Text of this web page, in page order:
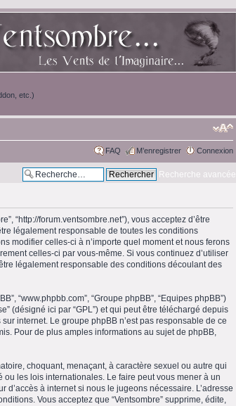
etc.)
FAQ M’enregistrer Connexion
Recherche avancée
“http://forum.ventsombre.net”), vous acceptez d’être
légalement responsable de toutes les conditions
modifier celles-ci à n’importe quel moment et nous ferons
celles-ci par vous-même. Si vous continuez d’utiliser
légalement responsable des conditions découlant des
“www.phpbb.com”, “Groupe phpBB”, “Equipes phpBB”)
” (désigné ici par “GPL”) et qui peut être téléchargé depuis
internet. Le groupe phpBB n’est pas responsable de ce
Pour de plus amples informations au sujet de phpBB,
choquant, menaçant, à caractère sexuel ou autre qui
ou les lois internationales. Le faire peut vous mener à un
à internet si nous le jugeons nécessaire. L’adresse
Vous acceptez que “Ventsombre” supprime, édite,